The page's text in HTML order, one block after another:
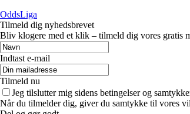
OddsLiga
Tilmeld dig nyhedsbrevet
Bliv klogere med et klik – tilmeld dig vores gratis
Indtast e-mail
Tilmeld nu
Jeg tilslutter mig sidens betingelser og
Når du tilmelder dig, giver du samtykke til vores